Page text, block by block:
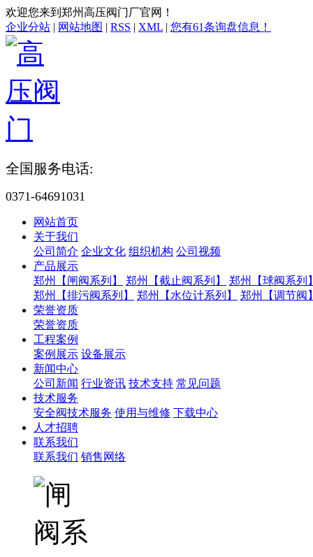
欢迎您来到郑州高压阀门厂官网！
企业分站 | 网站地图 | RSS | XML | 您有61条询盘信息！
全国服务电话:
0371-64691031
网站首页
关于我们
公司简介 企业文化 组织机构 公司视频
产品展示
郑州【闸阀系列】
郑州【截止阀系列】
郑州【球阀系列
郑州【排污阀系列】
郑州【水位计系列】
郑州【调节阀
荣誉资质
荣誉资质
工程案例
案例展示 设备展示
新闻中心
公司新闻 行业资讯 技术支持 常见问题
技术服务
安全阀技术服务 使用与维修 下载中心
人才招聘
联系我们
联系我们 销售网络